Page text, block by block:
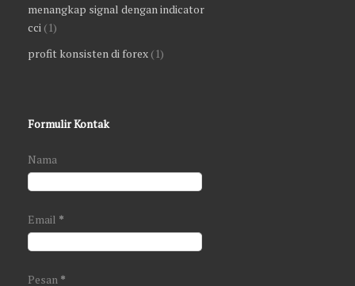
menangkap signal dengan indicator
cci (1)
profit konsisten di forex (1)
Formulir Kontak
Nama
Email *
Pesan *